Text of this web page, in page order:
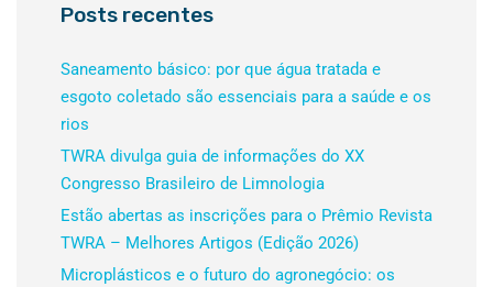
Posts recentes
Saneamento básico: por que água tratada e
esgoto coletado são essenciais para a saúde e os
rios
TWRA divulga guia de informações do XX
Congresso Brasileiro de Limnologia
Estão abertas as inscrições para o Prêmio Revista
TWRA – Melhores Artigos (Edição 2026)
Microplásticos e o futuro do agronegócio: os